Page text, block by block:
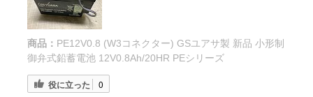
商品： PE12V0.8 (W3コネクター) GSユアサ製 新品 小形制
御弁式鉛蓄電池 12V0.8Ah/20HR PEシリーズ
役に立った 0